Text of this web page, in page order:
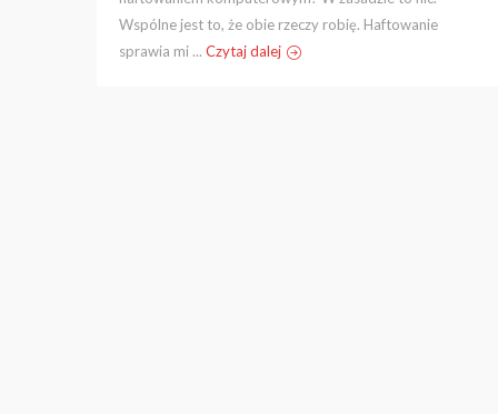
Wspólne jest to, że obie rzeczy robię. Haftowanie
sprawia mi ... Czytaj dalej